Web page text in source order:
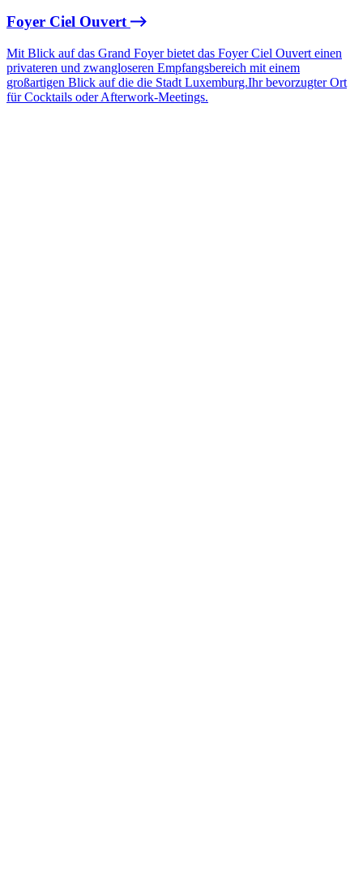
Foyer Ciel Ouvert
Mit Blick auf das Grand Foyer bietet das Foyer Ciel Ouvert einen
privateren und zwangloseren Empfangsbereich mit einem
großartigen Blick auf die die Stadt Luxemburg.Ihr bevorzugter Ort
für Cocktails oder Afterwork-Meetings.